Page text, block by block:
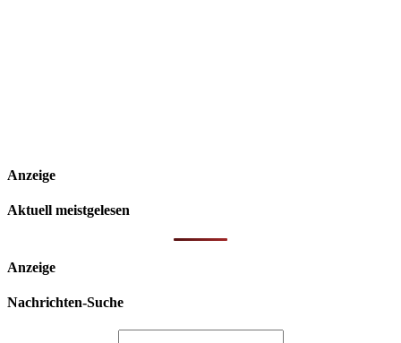
Anzeige
Aktuell meistgelesen
Anzeige
Nachrichten-Suche